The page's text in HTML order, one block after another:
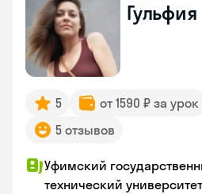
Гульфия
5 от 1590 ₽ за урок
5 отзывов
Уфимский
технический университет